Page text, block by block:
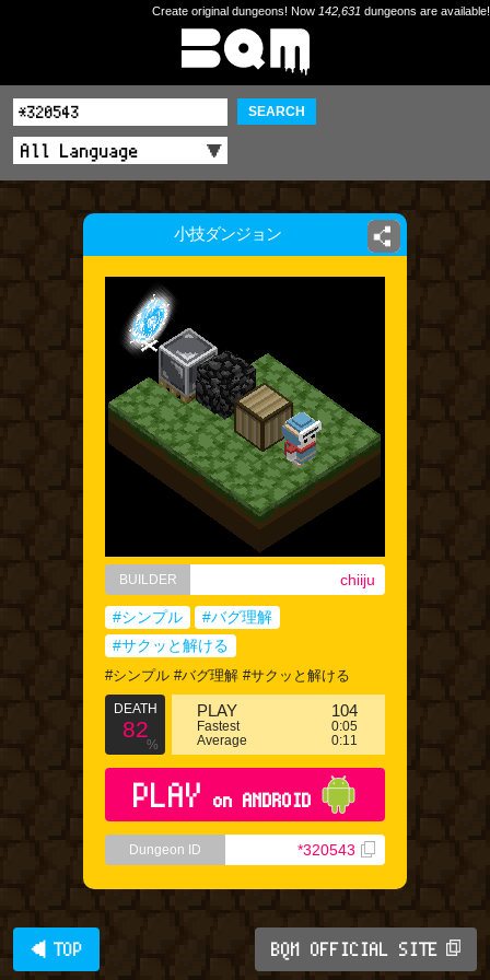
Create original dungeons! Now 142,631 dungeons are available!
SEARCH
小技ダンジョン
BUILDER chiiju
#シンプル
#バグ理解
#サクッと解ける
#シンプル #バグ理解 #サクッと解ける
DEATH
82
%
PLAY 104
Fastest
0:05
Average
0:11
PLAY on ANDROID
Dungeon ID *320543
◀ TOP BQM OFFICIAL SITE